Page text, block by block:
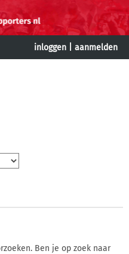
inloggen aanmelden
Ben je op zoek naar